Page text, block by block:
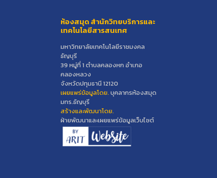
ห้องสมุด สำนักวิทยบริการและ
เทคโนโลยีสารสนเทศ
มหาวิทยาลัยเทคโนโลยีราชมงคล
ธัญบุรี
39 หมู่ที่ 1 ตำบลคลองหก อำเภอ
คลองหลวง
จังหวัดปทุมธานี 12120
เผยแพร่ข้อมูลโดย.บุคลากรห้องสมุด
มทร.ธัญบุรี
สร้างและพัฒนาโดย.
ฝ่ายพัฒนาและเผยแพร่ข้อมูลเว็บไซต์